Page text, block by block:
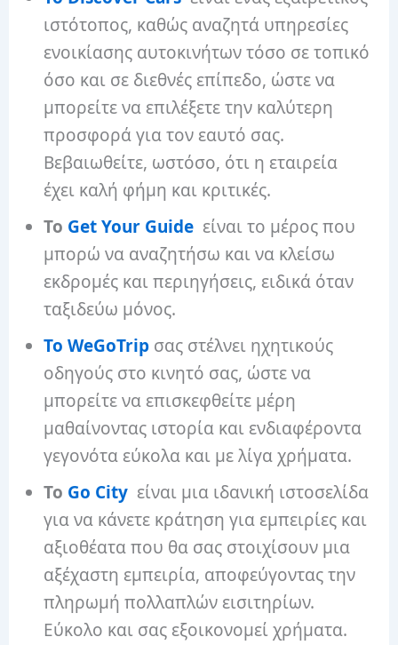
ιστότοπος, καθώς αναζητά υπηρεσίες
ενοικίασης αυτοκινήτων τόσο σε τοπικό
όσο και σε διεθνές επίπεδο, ώστε να
μπορείτε να επιλέξετε την καλύτερη
προσφορά για τον εαυτό σας.
Βεβαιωθείτε, ωστόσο, ότι η εταιρεία
έχει καλή φήμη και κριτικές.
Το Get Your Guide είναι το μέρος που
μπορώ να αναζητήσω και να κλείσω
εκδρομές και περιηγήσεις, ειδικά όταν
ταξιδεύω μόνος.
Το WeGoTrip σας στέλνει ηχητικούς
οδηγούς στο κινητό σας, ώστε να
μπορείτε να επισκεφθείτε μέρη
μαθαίνοντας ιστορία και ενδιαφέροντα
γεγονότα εύκολα και με λίγα χρήματα.
Το Go City είναι μια ιδανική ιστοσελίδα
για να κάνετε κράτηση για εμπειρίες και
αξιοθέατα που θα σας στοιχίσουν μια
αξέχαστη εμπειρία, αποφεύγοντας την
πληρωμή πολλαπλών εισιτηρίων.
Εύκολο και σας εξοικονομεί χρήματα.